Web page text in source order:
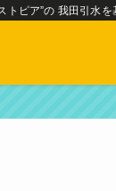
トピア”の 我田引水